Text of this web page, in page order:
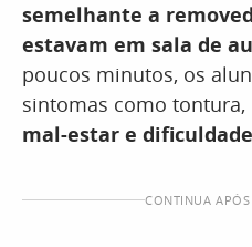
semelhante a
estavam em sala de
poucos minutos, os
sintomas como tontura,
mal-estar e
CONTINUA